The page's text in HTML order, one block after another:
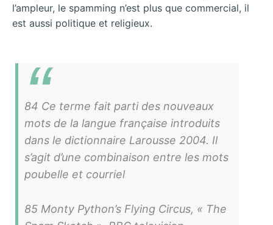
l’ampleur, le spamming n’est plus que commercial, il
est aussi politique et religieux.
84 Ce terme fait parti des nouveaux
mots de la langue française introduits
dans le dictionnaire Larousse 2004. Il
s’agit d’une combinaison entre les mots
poubelle et courriel
85 Monty Python’s Flying Circus, « The